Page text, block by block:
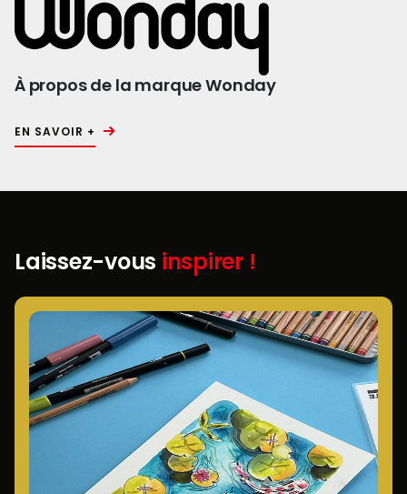
À propos de la marque Wonday
EN SAVOIR +
Laissez-vous inspirer !